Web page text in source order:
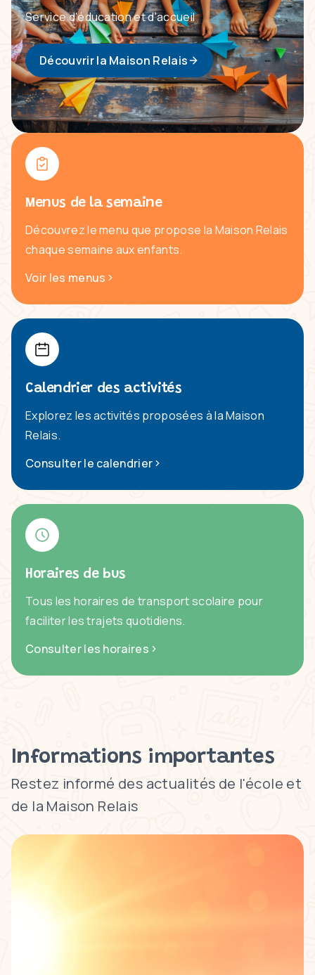
Service d'éducation et d'accueil
Découvrir la Maison Relais
Menus de la semaine
Découvrez le menu que propose la Maison Relais
chaque semaine aux enfants.
Voir les menus
Calendrier des activités
Explorez les activités proposées à la Maison
Relais.
Consulter le calendrier
Horaires de bus
Tous les horaires de transport scolaire pour
faciliter les trajets quotidiens.
Consulter les horaires
Informations importantes
Restez informé des actualités de l'école et
de la Maison Relais